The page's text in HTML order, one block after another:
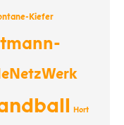
Kiefer
Hort